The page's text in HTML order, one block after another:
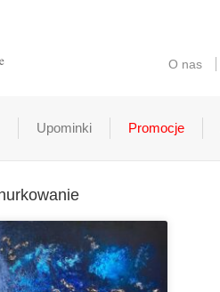
O nas
Upominki Promocje